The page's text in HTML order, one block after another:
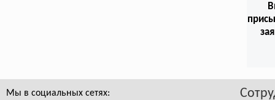
Мы в социальных сетях: